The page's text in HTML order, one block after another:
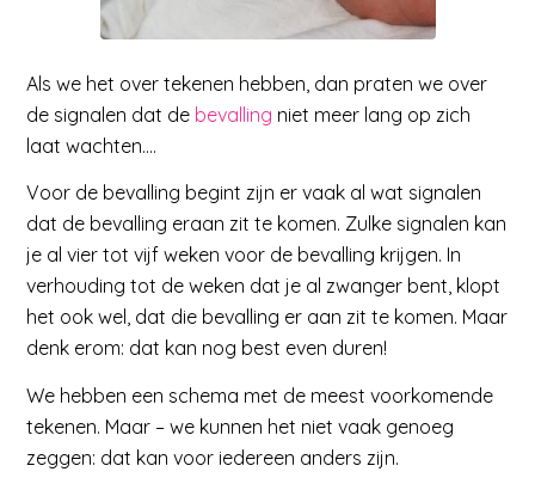
Als we het over tekenen hebben, dan praten we over
de signalen dat de bevalling niet meer lang op zich
laat wachten….
Voor de bevalling begint zijn er vaak al wat signalen
dat de bevalling eraan zit te komen. Zulke signalen kan
je al vier tot vijf weken voor de bevalling krijgen. In
verhouding tot de weken dat je al zwanger bent, klopt
het ook wel, dat die bevalling er aan zit te komen. Maar
denk erom: dat kan nog best even duren!
We hebben een schema met de meest voorkomende
tekenen. Maar – we kunnen het niet vaak genoeg
zeggen: dat kan voor iedereen anders zijn.